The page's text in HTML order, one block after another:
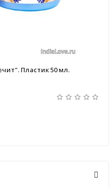
Пластик 50 мл.